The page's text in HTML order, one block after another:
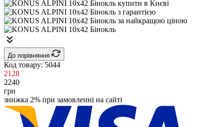
До порівняння
Код товару: 5044
2128
2240
грн
знижка 2% при замовленні на сайті